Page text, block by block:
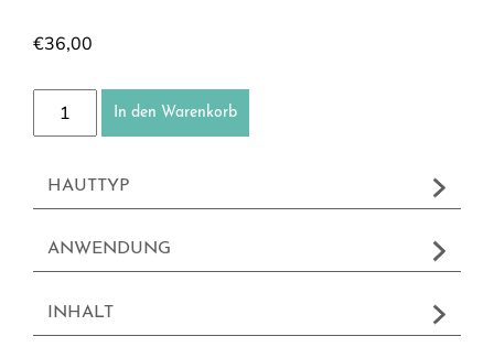
€36,00
Kennenlernset - Kaviar Menge
In den Warenkorb
HAUTTYP
ANWENDUNG
INHALT